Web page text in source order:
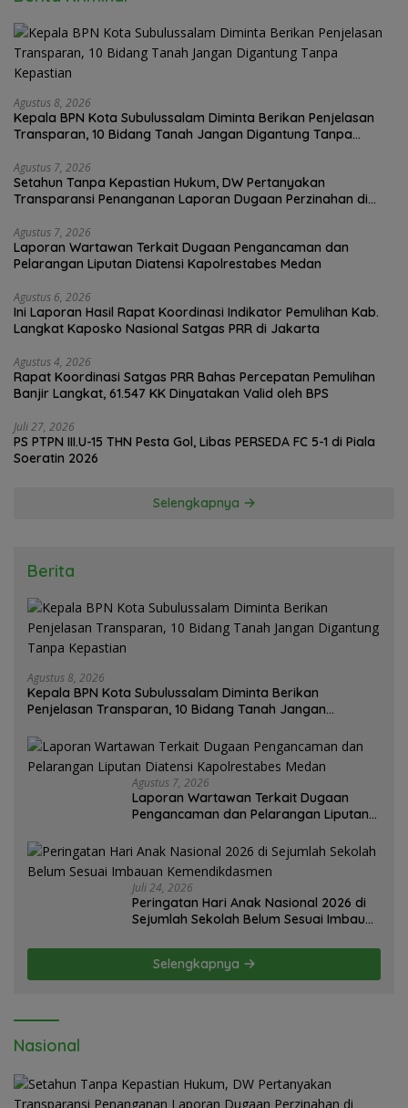
Agustus 8, 2026
Kepala BPN Kota Subulussalam Diminta Berikan Penjelasan
Transparan, 10 Bidang Tanah Jangan Digantung Tanpa
Agustus 7, 2026
Setahun Tanpa Kepastian Hukum, DW Pertanyakan
Transparansi Penanganan Laporan Dugaan Perzinahan di
Agustus 7, 2026
Laporan Wartawan Terkait Dugaan Pengancaman dan
Pelarangan Liputan Diatensi Kapolrestabes Medan
Agustus 6, 2026
Ini Laporan Hasil Rapat Koordinasi Indikator Pemulihan Kab.
Langkat Kaposko Nasional Satgas PRR di Jakarta
Agustus 4, 2026
Rapat Koordinasi Satgas PRR Bahas Percepatan Pemulihan
Banjir Langkat, 61.547 KK Dinyatakan Valid oleh BPS
Juli 27, 2026
PS PTPN III.U-15 THN Pesta Gol, Libas PERSEDA FC 5-1 di Piala
Soeratin 2026
Selengkapnya
Berita
Agustus 8, 2026
Kepala BPN Kota Subulussalam Diminta Berikan
Penjelasan Transparan, 10 Bidang Tanah Jangan
Agustus 7, 2026
Laporan Wartawan Terkait Dugaan
Pengancaman dan Pelarangan Liputan
Juli 24, 2026
Peringatan Hari Anak Nasional 2026 di
Sejumlah Sekolah Belum Sesuai Imbauan
Selengkapnya
Nasional